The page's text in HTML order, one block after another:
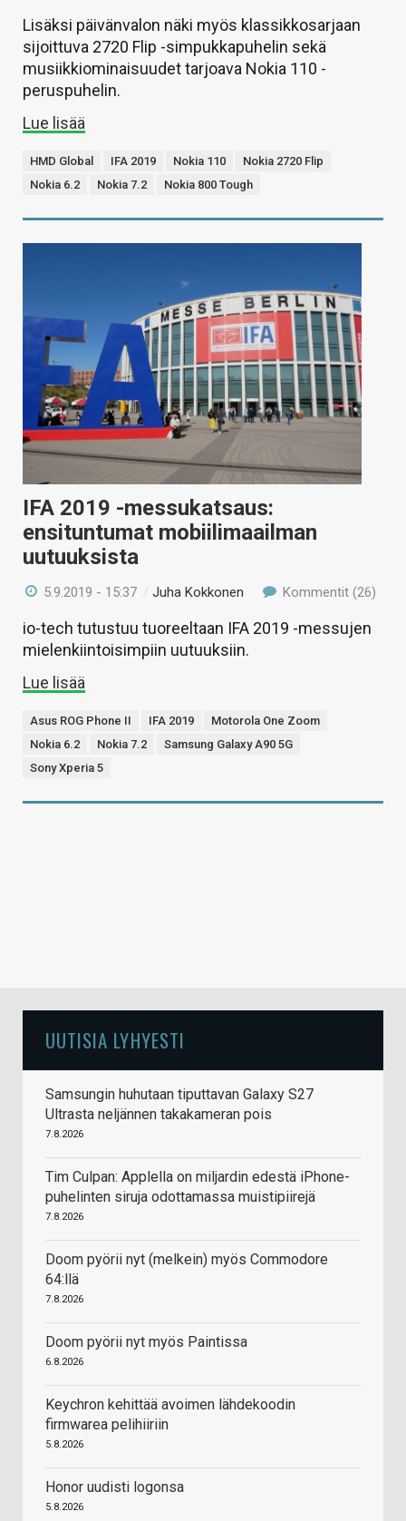
Lisäksi päivänvalon näki myös klassikkosarjaan
sijoittuva 2720 Flip -simpukkapuhelin sekä
musiikkiominaisuudet tarjoava Nokia 110 -
peruspuhelin.
Lue lisää
HMD Global IFA 2019 Nokia 110
Nokia 2720 Flip
Nokia 6.2
Nokia 7.2 Nokia 800 Tough
IFA 2019 -messukatsaus:
ensituntumat mobiilimaailman
uutuuksista
5.9.2019 - 15:37 /Juha Kokkonen Kommentit (26)
io-tech tutustuu tuoreeltaan IFA 2019 -messujen
mielenkiintoisimpiin uutuuksiin.
Lue lisää
Asus ROG Phone II IFA 2019
Motorola One Zoom
Nokia 6.2
Nokia 7.2
Samsung Galaxy A90 5G
Sony Xperia 5
UUTISIA LYHYESTI
Samsungin huhutaan tiputtavan Galaxy S27
Ultrasta neljännen takakameran pois
7.8.2026
Tim Culpan: Applella on miljardin edestä iPhone-
puhelinten siruja odottamassa muistipiirejä
7.8.2026
Doom pyörii nyt (melkein) myös Commodore
64:llä
7.8.2026
Doom pyörii nyt myös Paintissa
6.8.2026
Keychron kehittää avoimen lähdekoodin
firmwarea pelihiiriin
5.8.2026
Honor uudisti logonsa
5.8.2026